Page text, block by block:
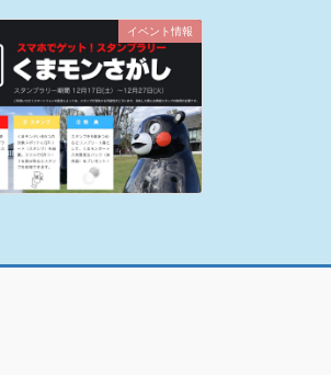
イベント情報